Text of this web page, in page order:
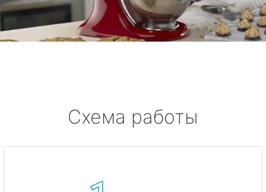
Схема работы